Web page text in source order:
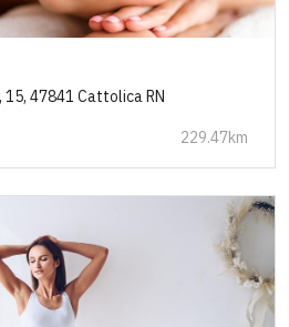
15, 47841 Cattolica RN
229.47km